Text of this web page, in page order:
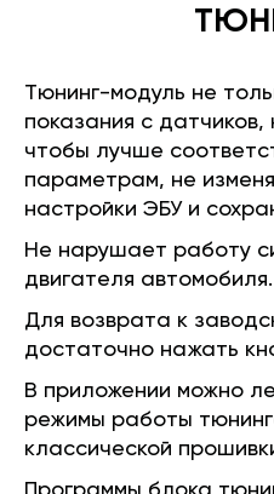
Тюнинг-модуль не
показания с
чтобы лучше
параметрам, не
настройки ЭБУ и
Не нарушает работу
двигателя автомобиля.
Для возврата к
достаточно нажать
В приложении можно
режимы работы
классической